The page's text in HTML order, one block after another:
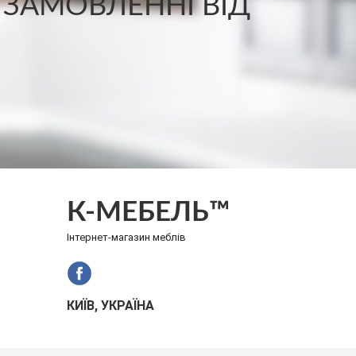
ВІД
К-МЕБЕЛЬ™
Інтернет-магазин меблів
КИЇВ, УКРАЇНА